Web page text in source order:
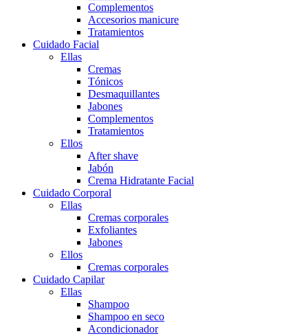
Complementos
Accesorios manicure
Tratamientos
Cuidado Facial
Ellas
Cremas
Tónicos
Desmaquillantes
Jabones
Complementos
Tratamientos
Ellos
After shave
Jabón
Crema Hidratante Facial
Cuidado Corporal
Ellas
Cremas corporales
Exfoliantes
Jabones
Ellos
Cremas corporales
Cuidado Capilar
Ellas
Shampoo
Shampoo en seco
Acondicionador